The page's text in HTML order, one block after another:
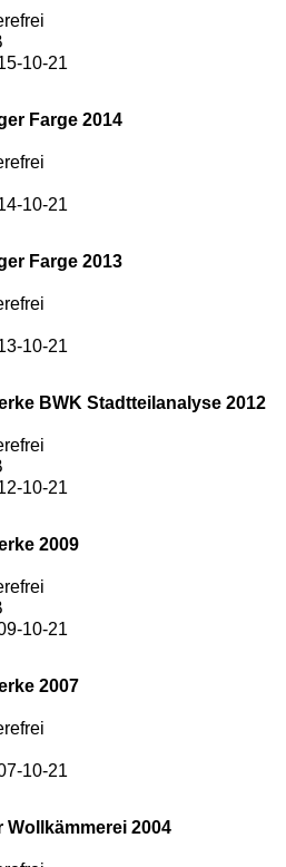
10-21
Farge 2014
10-21
Farge 2013
10-21
BWK Stadtteilanalyse 2012
10-21
2009
10-21
2007
10-21
Wollkämmerei 2004